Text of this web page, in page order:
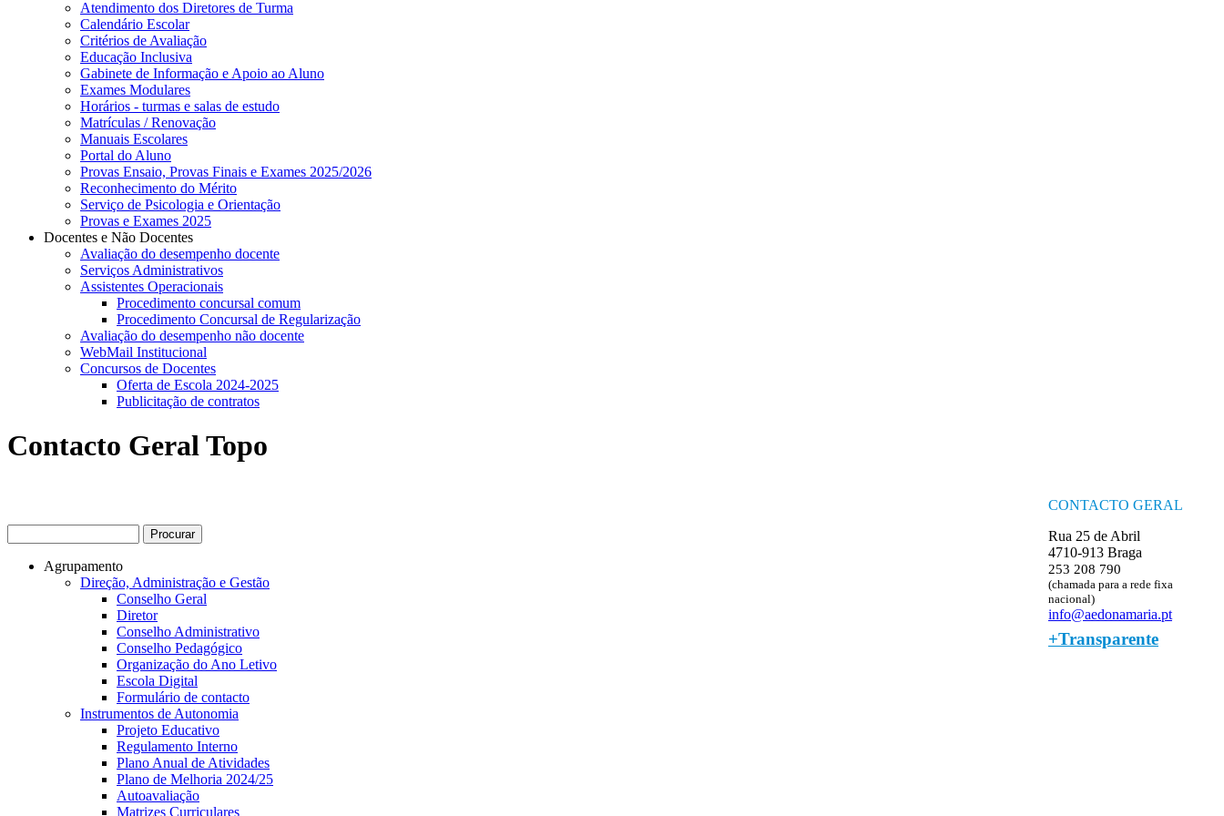
Atendimento dos Diretores de Turma
Calendário Escolar
Critérios de Avaliação
Educação Inclusiva
Gabinete de Informação e Apoio ao Aluno
Exames Modulares
Horários - turmas e salas de estudo
Matrículas / Renovação
Manuais Escolares
Portal do Aluno
Provas Ensaio, Provas Finais e Exames 2025/2026
Reconhecimento do Mérito
Serviço de Psicologia e Orientação
Provas e Exames 2025
Docentes e Não Docentes
Avaliação do desempenho docente
Serviços Administrativos
Assistentes Operacionais
Procedimento concursal comum
Procedimento Concursal de Regularização
Avaliação do desempenho não docente
WebMail Institucional
Concursos de Docentes
Oferta de Escola 2024-2025
Publicitação de contratos
Contacto Geral Topo
CONTACTO GERAL
Rua 25 de Abril
4710-913 Braga
253 208 790
(chamada para a rede fixa
nacional)
info@aedonamaria.pt
+Transparente
Formulário de procura
Agrupamento
Direção, Administração e Gestão
Conselho Geral
Diretor
Conselho Administrativo
Conselho Pedagógico
Organização do Ano Letivo
Escola Digital
Formulário de contacto
Instrumentos de Autonomia
Projeto Educativo
Regulamento Interno
Plano Anual de Atividades
Plano de Melhoria 2024/25
Autoavaliação
Matrizes Curriculares